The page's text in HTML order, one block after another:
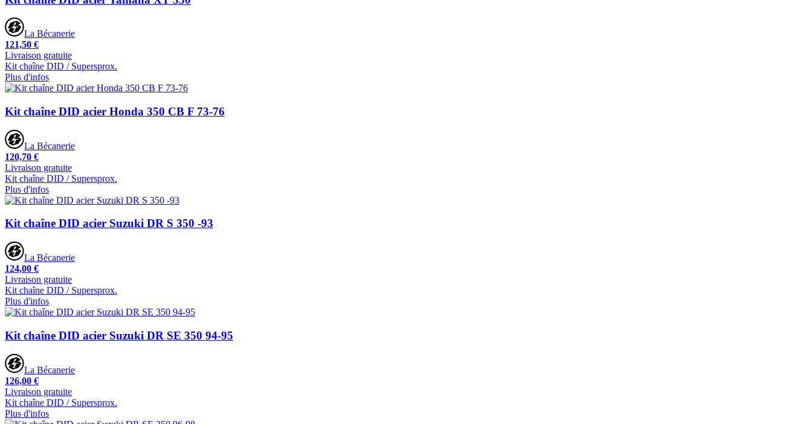
La Bécanerie
121,50 €
Livraison gratuite
Kit chaîne DID / Supersprox.
Plus d'infos
Kit chaîne DID acier Honda 350 CB F 73-76
La Bécanerie
120,70 €
Livraison gratuite
Kit chaîne DID / Supersprox.
Plus d'infos
Kit chaîne DID acier Suzuki DR S 350 -93
La Bécanerie
124,00 €
Livraison gratuite
Kit chaîne DID / Supersprox.
Plus d'infos
Kit chaîne DID acier Suzuki DR SE 350 94-95
La Bécanerie
126,00 €
Livraison gratuite
Kit chaîne DID / Supersprox.
Plus d'infos